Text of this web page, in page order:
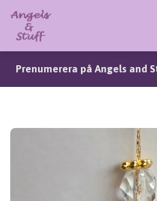
Prenumerera på Angels and